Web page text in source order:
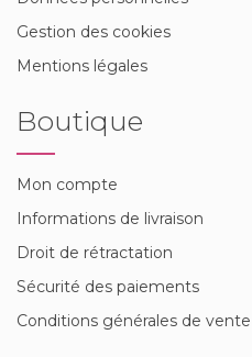
Gestion des cookies
Mentions légales
Boutique
Mon compte
Informations de livraison
Droit de rétractation
Sécurité des paiements
Conditions générales de vente